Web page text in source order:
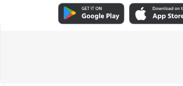
ADVERTISEMENT